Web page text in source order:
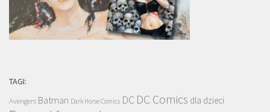
TAGI:
Avengers Batman Dark Horse Comics DC DC Comics dla dzieci